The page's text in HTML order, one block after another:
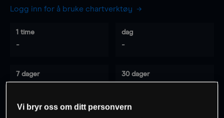
Logg inn for å bruke chartverktøy
1 time
-
dag
-
7 dager 30 dager
Vi bryr oss om ditt personvern